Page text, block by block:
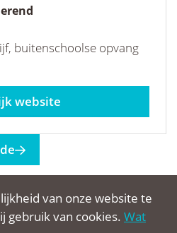
buitenschoolse opvang
van onze website te
gebruik van cookies. Wat